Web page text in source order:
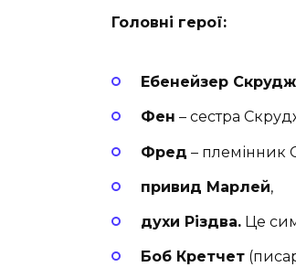
Головні герої:
Ебенейзер
Фен – сестра
Фред – племінник
привид Марлей,
духи Різдва. Це
Боб Кретчет